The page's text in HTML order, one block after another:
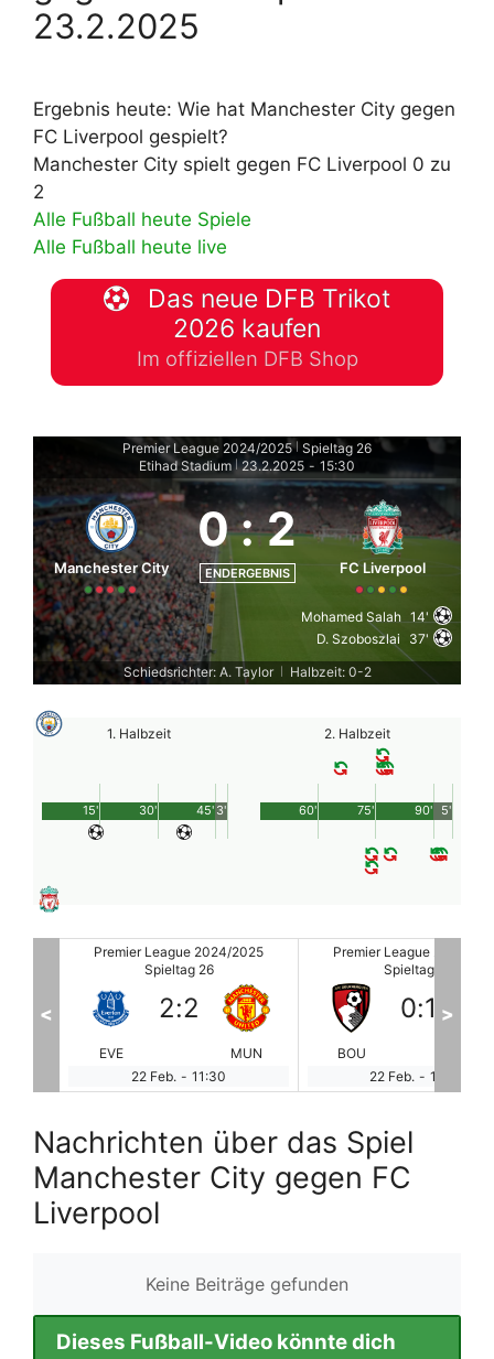
23.2.2025
Ergebnis heute: Wie hat Manchester City gegen
FC Liverpool gespielt?
Manchester City spielt gegen FC Liverpool 0 zu
2
Alle Fußball heute Spiele
Alle Fußball heute live
Das neue DFB Trikot
2026 kaufen
Im offiziellen DFB Shop
Premier League 2024/2025 Spieltag 26
Etihad Stadium 23.2.2025 - 15:30
Manchester City
0: 2
ENDERGEBNIS FC Liverpool
Mohamed Salah 14'
D. Szoboszlai
37'
Schiedsrichter: A. Taylor
Halbzeit: 0-2
1. Halbzeit
45'
15' 30' 3'
2. Halbzeit
90'
60' 75' 5'
Premier League 2024/2025
Spieltag 26
BOU
0:1
WOL
22 Feb. - 14:00
Premier League 2024/
Spieltag 26
ARS
0:1
22 Feb. - 14:00
< >
Nachrichten über das Spiel
Manchester City gegen FC
Liverpool
Keine Beiträge gefunden
Dieses Fußball-Video könnte dich